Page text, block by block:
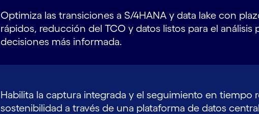
Optimiza las transiciones a S/4HANA y data lake con
rápidos, reducción del TCO y datos listos para el análisis
decisiones más informada.
Habilita la captura integrada y el seguimiento en tiempo
sostenibilidad a través de una plataforma de datos